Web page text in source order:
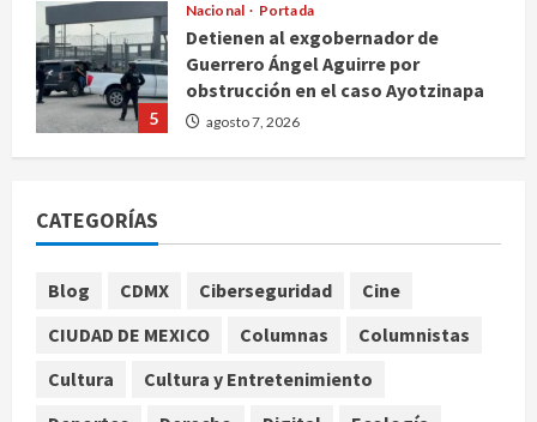
5
Detienen al exgobernador de
Guerrero Ángel Aguirre por
obstrucción en el caso Ayotzinapa
agosto 7, 2026
1
Nacional
SMN pronostica lluvias intensas,
de agosto
CATEGORÍAS
Blog CDMX Ciberseguridad
Cine
CIUDAD DE MEXICO
Columnas
Columnistas
Cultura
Cultura y Entretenimiento